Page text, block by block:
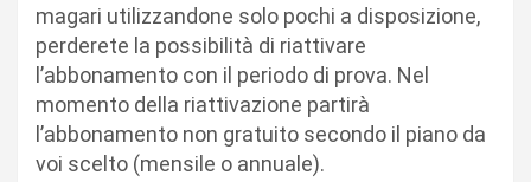
magari utilizzandone solo pochi a disposizione,
perderete la possibilità di riattivare
l’abbonamento con il periodo di prova. Nel
momento della riattivazione partirà
l’abbonamento non gratuito secondo il piano da
voi scelto (mensile o annuale).